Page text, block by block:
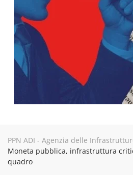
PPN ADI - Agenzia delle
Moneta pubblica, infrastruttura
quadro